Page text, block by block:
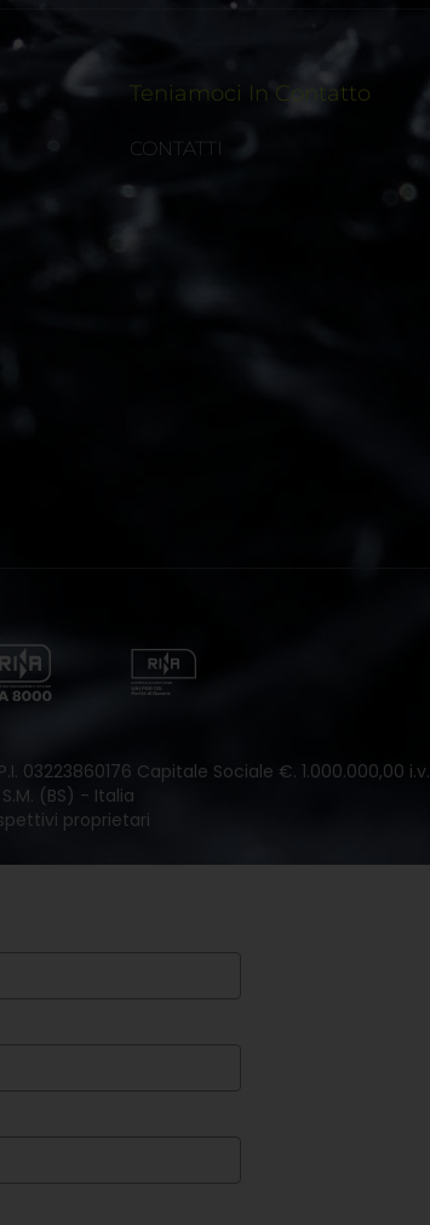
Teniamoci In Contatto
CONTATTI
03223860176 Capitale Sociale €. 1.000.000,00 i.v.
(BS) - Italia
proprietari